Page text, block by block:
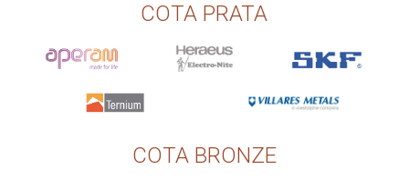
COTA PRATA
COTA BRONZE